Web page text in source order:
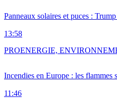
Panneaux solaires et puces :
13:58
Incendies en Europe : les flammes
11:46
PROENERGIE,